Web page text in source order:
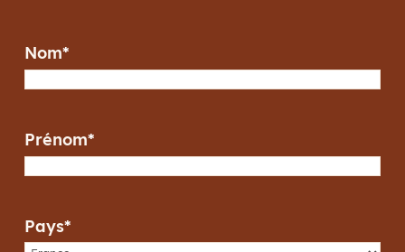
Nom*
Prénom*
Pays*